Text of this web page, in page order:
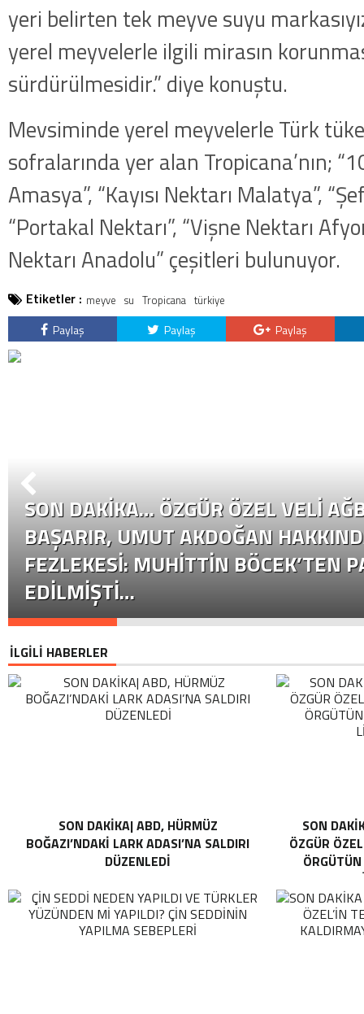
yeri belirten tek meyve suyu
yerel meyvelerle ilgili mirasın
sürdürülmesidir.” diye konuştu.
Mevsiminde yerel meyvelerle Türk
sofralarında yer alan Tropicana’nın;
Amasya”, “Kayısı Nektarı Malatya”,
“Portakal Nektarı”, “Vişne Nektarı
Nektarı Anadolu” çeşitleri bulunuyor.
Etiketler : meyve su Tropicana türkiye
Paylaş Paylaş Paylaş
SON DAKİKA… ÖZGÜR ÖZEL VELI
BAŞARIR, UMUT AKDOĞAN
FEZLEKESI: MUHITTIN BÖCEK’TEN
EDILMIŞTI…
İLGİLİ HABERLER
SON DAKİKA| ABD, HÜRMÜZ
BOĞAZI’NDAKI LARK ADASI’NA SALDIRI
DÜZENLEDI
SON
ÖZGÜR